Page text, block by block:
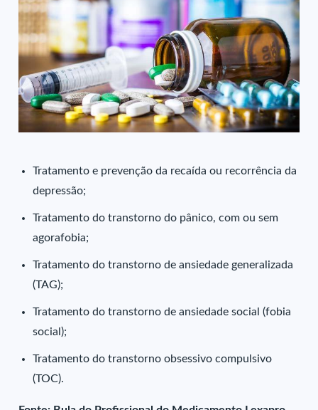
Tratamento e prevenção da recaída ou recorrência da
depressão;
Tratamento do transtorno do pânico, com ou sem
agorafobia;
Tratamento do transtorno de ansiedade generalizada
(TAG);
Tratamento do transtorno de ansiedade social (fobia
social);
Tratamento do transtorno obsessivo compulsivo
(TOC).